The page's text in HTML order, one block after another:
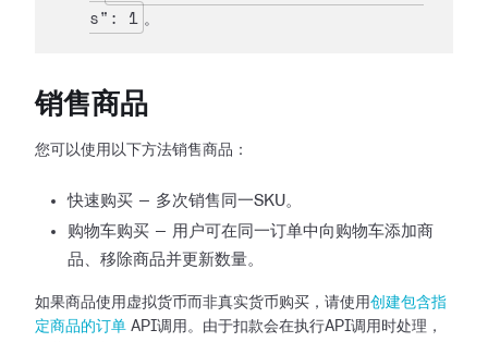
s": 1 。
销售商品
您可以使用以下方法销售商品：
快速购买 — 多次销售同一SKU。
购物车购买 — 用户可在同一订单中向购物车添加商
品、移除商品并更新数量。
如果商品使用虚拟货币而非真实货币购买，请使用创建包含指
定商品的订单 API调用。由于扣款会在执行API调用时处理，